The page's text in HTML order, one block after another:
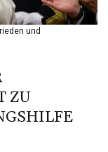
BTN 95.346152
BWP 13.550126
2260.000304
und
ZU